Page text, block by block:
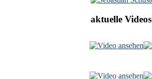
aktuelle Videos